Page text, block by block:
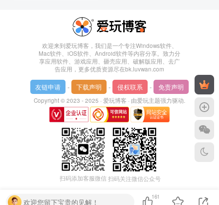
欢迎来到爱玩博客，我们是一个专注Windows软件、
Mac软件、iOS软件、Android软件等内容分享。致力分
享应用软件、游戏应用、砸壳应用、破解版应用、去广
告应用，更多优质资源尽在bk.luvwan.com
友链申请 - 下载声明 - 侵权联系 - 免责声明
Copyright © 2023 - 2025 · 爱玩博客 · 由爱玩主题强力驱动.
扫码添加客服微信扫码关注微信公众号
欢迎您留下宝贵的见解！
161